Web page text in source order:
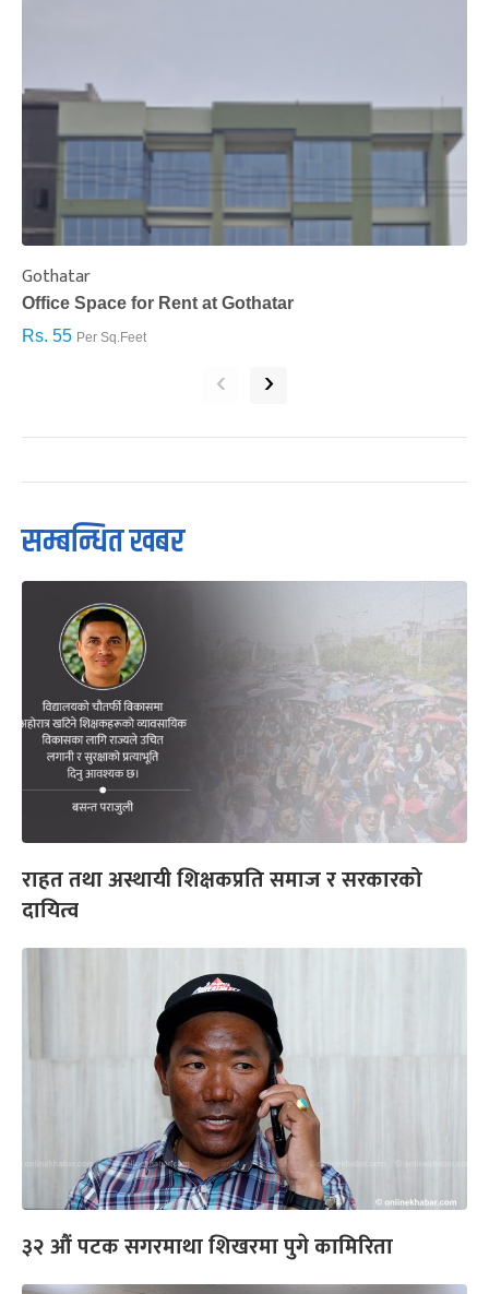
Gothatar
Office Space for Rent at Gothatar
Rs. 55 Per Sq.Feet
‹ ›
सम्बन्धित खबर
राहत तथा अस्थायी शिक्षकप्रति समाज र सरकारको
दायित्व
३२ औं पटक सगरमाथा शिखरमा पुगे कामिरिता